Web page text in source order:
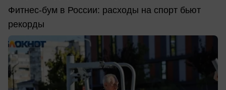
Фитнес-бум в России: расходы на спорт бьют
рекорды